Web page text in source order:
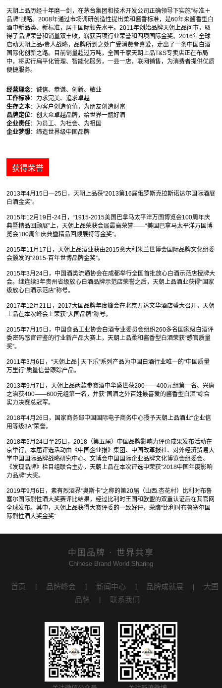
天朝上品历经十年磨一剑，在茅台集团和技术开发公司正确领导下实施”标准＋
品牌”战略。2008年通过市场调研创造性提出柔和酱香标准，是60年来酱香型白
酒中新品类、新标准，居于国际领先水平。2011年创始品牌天朝上品问巿，取
得了品牌荣誉和销量双丰收，崭获百项行业荣誉和四项国际金奖。2016年全球
启动天朝上品•贵人战略，品牌所到之处广受消费者喜爱，走出了一条中国白酒
国际化创新之路。目前销量超过万吨，全国千家天朝上品T&S专卖店正在布局
中，将实行扁平化管理、智能化服务，一县一店，联网销售，为消费者提供优质
便捷服务。
经营理念：诚信、恭谦、创新、敬业
工作标准：力求完美、追求卓越
生存之本：为客户创造价值，为朋友创造财富
品牌定位：创大众卓越品牌，给世界一瓶好酒
企业责任：为员工、为社会、为祖国
企业梦想：缔造世界级中国品牌
获得荣誉
2013年4月15日—25日，天朝上品获“2013第16届俄罗斯克拉斯诺达尔国际酒展
白酒金奖”。
2015年12月19日-24日，“1915-2015美国巴拿马太平洋万国博览会100周年庆
典暨精品回顾展”上，天朝上品荣获会展最高荣誉——“美国巴拿马太平洋万国博
览会100周年庆典暨精品回顾展特等金奖”。
2015年11月17日，天朝上品酒业获由2015意大利米兰世博会国际品牌文化组委
会颁发的“2015·百年世博品牌金奖”。
2015年3月24日，中国酒类流通协会在成都举行全国首批放心白酒示范店授牌大
会。继连续3年贵州省级放心白酒品牌示范店荣誉之后，天朝上品酒业获得“国家
级放心白酒示范店”称号。
2017年12月21日，2017大国品牌年度峰会在北京万达文华酒店盛大召开，天朝
上品在本次峰会上荣获“大国品牌”称号。
2015年7月15日，中国食品工业协会白酒专业委员会组织260多名国家级白酒评
委密码感官评鉴的行业新产品大赛上，天朝上品柔和酱香型白酒荣获“感官质量
奖”。
2011年3月6日，“天朝上品│天下乐”系列产品为中国白酒行业唯一的“中国质量
万里行”质量信誉跟踪产品。
2013年9月7日，天朝上品两款参赛酒中华盛世获200——400元组第一名、兴唐
之治获400——600元组第一名，并获“国酒之外百姓最喜爱的酱香型白酒”综合
实力决赛总冠军。
2018年4月26日，国家商务部中国国际电子商务中心授予天朝上品酒业“企业信
用等级3A”荣誉。
2018年5月24日至25日，2018（第五届）中国品牌影响力评价成果发布活动在
京举行，本届评选活动由《中国企业报》集团、中国改革报社、对外经济贸易大
学中国国际品牌战略研究中心、文博会中国国际企业品牌文化博览会组委会、
《发现品牌》栏目组联合主办，天朝上品在本次评选中荣获“2018中国年度影响
力品牌”大奖。
2019年9月6日，素有烈酒界“奥斯卡”之称的第20届（山西.杏花村）比利时布鲁
塞尔国际烈性酒大奖赛评比结果，经过比利时王国和欧盟的双重认证后在其官网
全球发布。其中，天朝上品获得大赛评委的一致好评，荣膺“比利时布鲁塞尔国
际烈性酒大奖金奖”
中国品牌 · 世界共享
Chinese Brand World Sharing
首页 品牌峰会 新闻中心 品牌成就展
大国
品牌
联系我们